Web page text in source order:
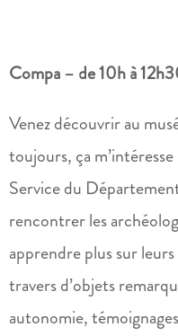
Compa – de 10h à
Venez découvrir au
toujours, ça
Service du
rencontrer les
apprendre plus sur
travers d’objets
autonomie,